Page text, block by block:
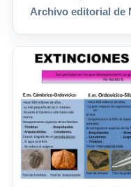
Archivo editorial de